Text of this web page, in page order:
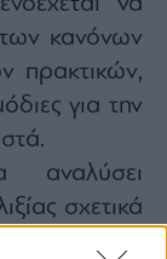
κανόνων
πρακτικών,
για την
αναλύσει
σχετικά